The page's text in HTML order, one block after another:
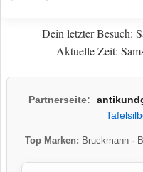
Dein letzter Besuch:
Aktuelle Zeit:
Partnerseite:
Top Marken: Bruckmann·